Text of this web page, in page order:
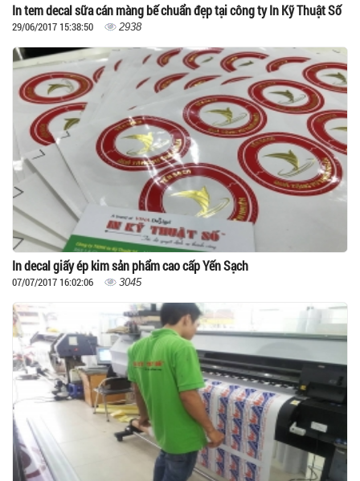
In tem decal sữa cán màng bế chuẩn đẹp tại công ty In Kỹ Thuật Số
29/06/2017 15:38:50 2938
In decal giấy ép kim sản phẩm cao cấp Yến Sạch
07/07/2017 16:02:06 3045